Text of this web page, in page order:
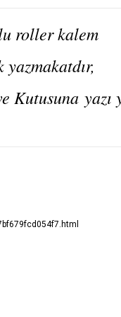
roller kalem
Kutusuna yazı